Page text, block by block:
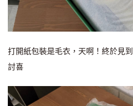
打開紙包裝是毛衣，天啊！終於見
討喜